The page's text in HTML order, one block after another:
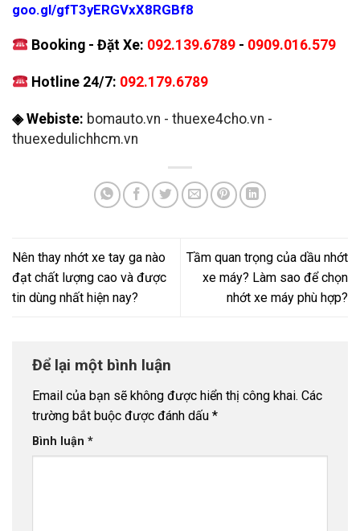
goo.gl/gfT3yERGVxX8RGBf8
Booking - Đặt Xe: 092.139.6789 - 0909.016.579
Hotline 24/7: 092.179.6789
◈ Webiste: bomauto.vn - thuexe4cho.vn -
thuexedulichhcm.vn
Nên thay nhớt xe tay ga nào
đạt chất lượng cao và được
tin dùng nhất hiện nay?
Tầm quan trọng của dầu nhớt
xe máy? Làm sao để chọn
nhớt xe máy phù hợp?
Để lại một bình luận
Email của bạn sẽ không được hiển thị công khai. Các
trường bắt buộc được đánh dấu *
Bình luận *